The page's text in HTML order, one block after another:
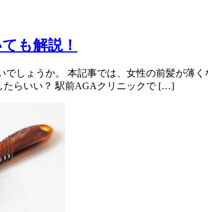
も解説！
でしょうか。 本記事では、女性の前髪が
たらいい？ 駅前AGAクリニックで […]